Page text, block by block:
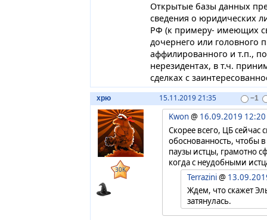
Открытые базы данных
сведения о юридических
РФ (к примеру- имеющих
дочернего или головного
аффилированного и т.п.,
нерезидентах, в т.ч.
сделках с
хрю 15.11.2019 21:35 −1
30K
Kwon@ 16.09.2019 12:20
Скорее всего, ЦБ сейчас
обоснованность, чтобы
паузы истцы, грамотно
когда с неудобными
Terrazini@
Ждем, что скажет
затянулась.